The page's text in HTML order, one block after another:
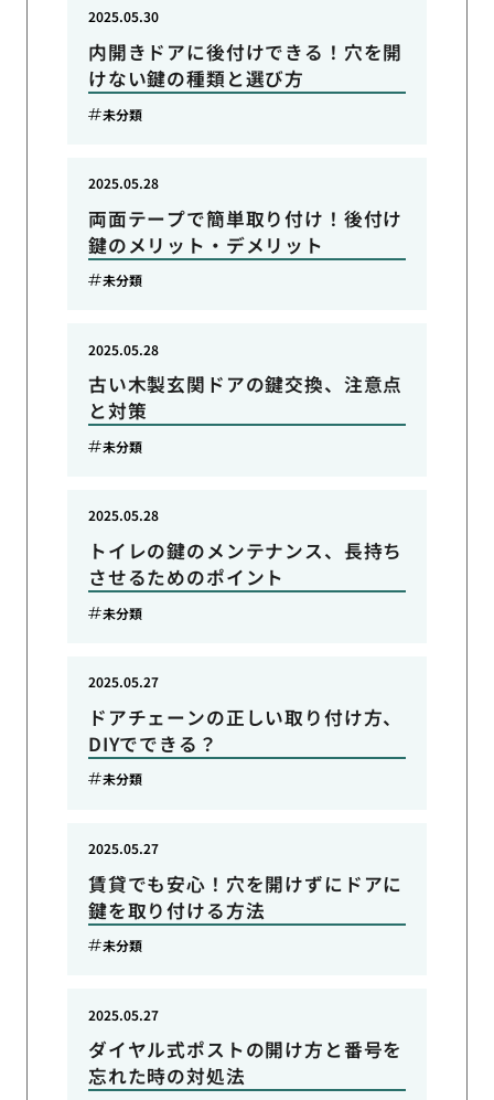
内開きドアに後付けできる！穴を開
けない鍵の種類と選び方
2025.05.30
未分類
両面テープで簡単取り付け！後付け
鍵のメリット・デメリット
2025.05.28
未分類
古い木製玄関ドアの鍵交換、注意点
と対策
2025.05.28
未分類
トイレの鍵のメンテナンス、長持ち
させるためのポイント
2025.05.28
未分類
ドアチェーンの正しい取り付け方、
DIYでできる？
2025.05.27
未分類
賃貸でも安心！穴を開けずにドアに
鍵を取り付ける方法
2025.05.27
未分類
ダイヤル式ポストの開け方と番号を
忘れた時の対処法
2025.05.27